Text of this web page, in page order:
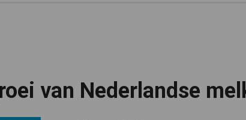
van Nederlandse